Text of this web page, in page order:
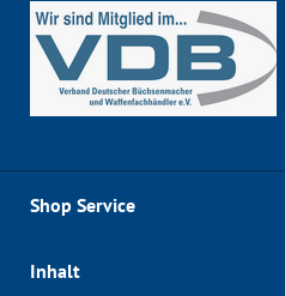
Shop Service
Inhalt